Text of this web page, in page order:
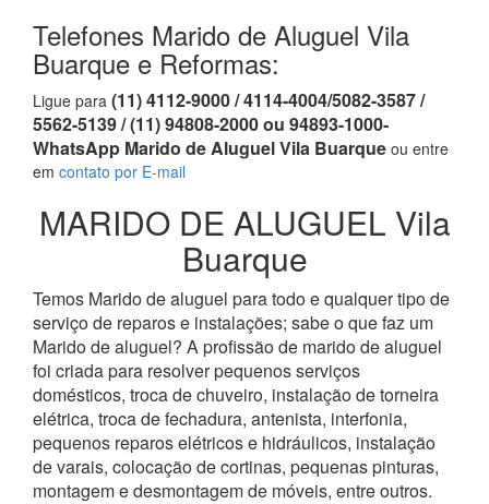
Telefones Marido de Aluguel Vila
Buarque e Reformas:
Ligue para (11) 4112-9000 / 4114-4004/5082-3587 /
5562-5139 / (11) 94808-2000 ou 94893-1000-
WhatsApp Marido de Aluguel Vila Buarque ou entre
em contato por E-mail
MARIDO DE ALUGUEL Vila
Buarque
Temos Marido de aluguel para todo e qualquer tipo de
serviço de reparos e instalações; sabe o que faz um
Marido de aluguel? A profissão de marido de aluguel
foi criada para resolver pequenos serviços
domésticos, troca de chuveiro, instalação de torneira
elétrica, troca de fechadura, antenista, interfonia,
pequenos reparos elétricos e hidráulicos, instalação
de varais, colocação de cortinas, pequenas pinturas,
montagem e desmontagem de móveis, entre outros.